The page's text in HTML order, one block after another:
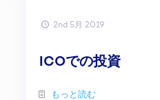
2nd 5月 2019
ICOでの投資
もっと読む